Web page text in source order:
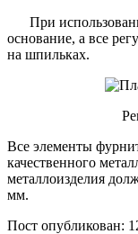
При
основание, а все
на шпильках.
Все элементы
качественного
металлоизделия
мм.
Пост опубликован: